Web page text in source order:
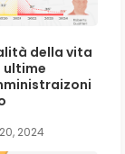
della vita
ultime
2024